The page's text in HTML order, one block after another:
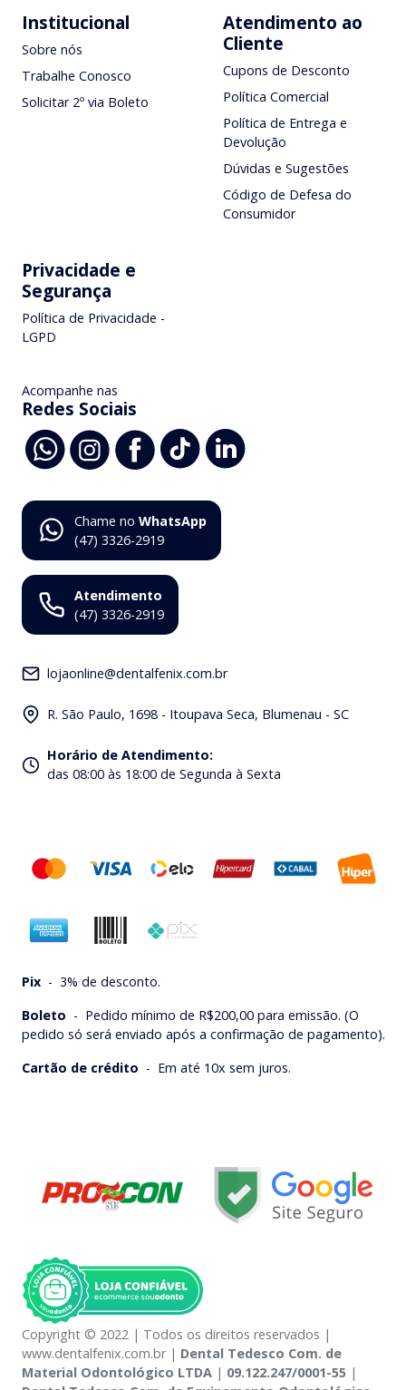
Institucional
Sobre nós
Trabalhe Conosco
Solicitar 2º via Boleto
Atendimento ao
Cliente
Cupons de Desconto
Política Comercial
Política de Entrega e
Devolução
Dúvidas e Sugestões
Código de Defesa do
Consumidor
Privacidade e
Segurança
Política de Privacidade -
LGPD
Acompanhe nas
Redes Sociais
Chame no WhatsApp
(47) 3326-2919
Atendimento
(47) 3326-2919
lojaonline@dentalfenix.com.br
R. São Paulo, 1698 - Itoupava Seca, Blumenau - SC
Horário de Atendimento:
das 08:00 às 18:00 de Segunda à Sexta
Pix - 3% de desconto.
Boleto - Pedido mínimo de R$200,00 para emissão. (O
pedido só será enviado após a confirmação de pagamento).
Cartão de crédito - Em até 10x sem juros.
Copyright © 2022 | Todos os direitos reservados |
www.dentalfenix.com.br | Dental Tedesco Com. de
Material Odontológico LTDA | 09.122.247/0001-55 |